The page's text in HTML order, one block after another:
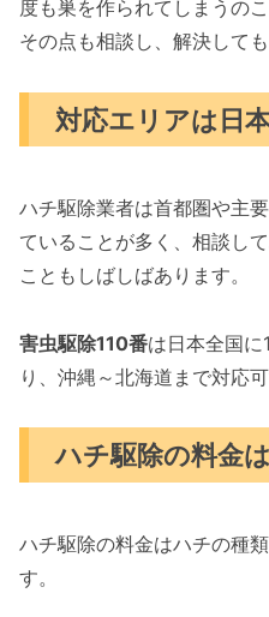
度も巣を作られてしまうの
その点も相談し、解決しても
対応エリアは日
ハチ駆除業者は首都圏や主
ていることが多く、相談し
こともしばしばあります。
害虫駆除110番は日本全国
り、沖縄～北海道まで対応可
ハチ駆除の料金
ハチ駆除の料金はハチの種
す。